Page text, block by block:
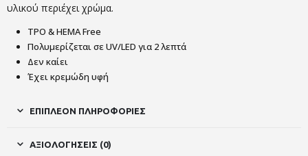
υλικού περιέχει χρώμα.
TPO & HEMA Free
Πολυμερίζεται σε UV/LED για 2 λεπτά
Δεν καίει
Έχει κρεμώδη υφή
ΕΠΙΠΛΈΟΝ ΠΛΗΡΟΦΟΡΊΕΣ
ΑΞΙΟΛΟΓΉΣΕΙΣ (0)